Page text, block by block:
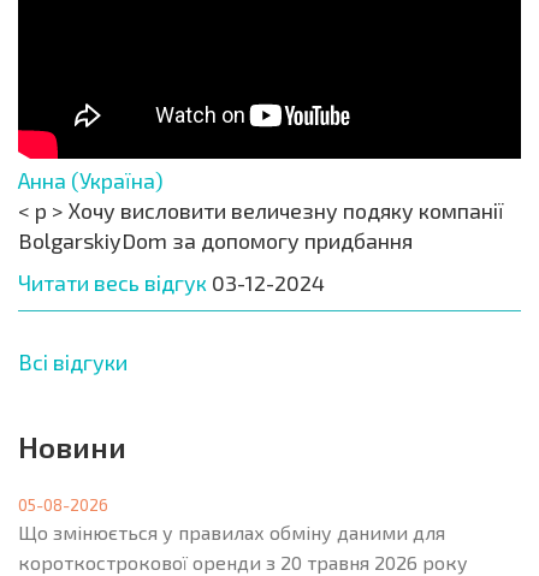
Анна (Україна)
< p > Хочу висловити величезну подяку компанії
BolgarskiyDom за допомогу придбання
Читати весь відгук 03-12-2024
Всі відгуки
Новини
05-08-2026
Що змінюється у правилах обміну даними для
короткострокової оренди з 20 травня 2026 року